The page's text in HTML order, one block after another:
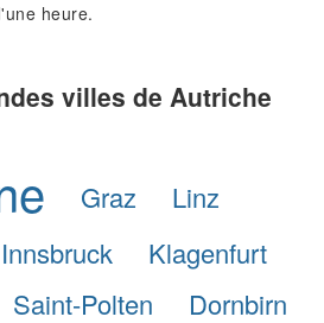
heure.
villes de Autriche
Graz
Linz
Innsbruck
Klagenfurt
Saint-Polten
Dornbirn